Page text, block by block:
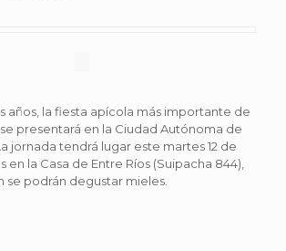
años, la fiesta apícola más importante de
presentará en la Ciudad Autónoma de
jornada tendrá lugar este martes 12 de
en la Casa de Entre Ríos (Suipacha 844),
se podrán degustar mieles.